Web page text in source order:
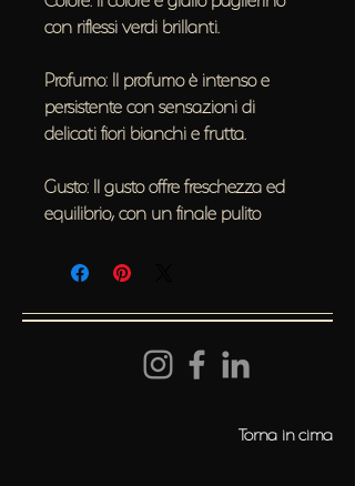
con riflessi verdi brillanti.
Profumo: Il profumo è intenso e
persistente con sensazioni di
delicati fiori bianchi e frutta.
Gusto: Il gusto offre freschezza ed
equilibrio, con un finale pulito
Torna in cima